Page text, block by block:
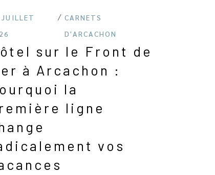
CARNETS
D'ARCACHON
sur le Front de
à Arcachon :
la
ligne
vos